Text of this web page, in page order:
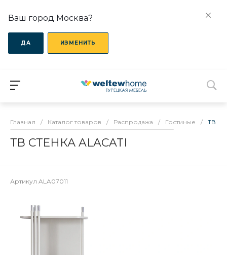
Ваш город Москва?
ДА ИЗМЕНИТЬ
Главная / Каталог товаров / Распродажа / Гостиные / ТВ
ТВ СТЕНКА ALACATI
Артикул ALA07011